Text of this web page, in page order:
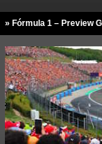
» Fórmula 1 – Preview